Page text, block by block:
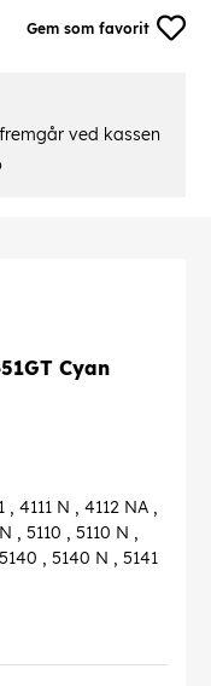
Gem som favorit
ved kassen
Cyan
, 4111 N , 4112 NA ,
, 5110 , 5110 N ,
, 5140 N , 5141